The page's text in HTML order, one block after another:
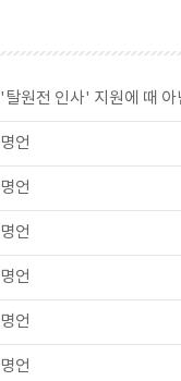
'탈원전 인사' 지원에 때
명언
명언
명언
명언
명언
명언